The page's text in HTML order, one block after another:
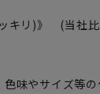
ッキリ)》 (当社
味やサイズ等